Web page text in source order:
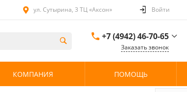
ул. Сутырина, 3 ТЦ «Аксон» Войти
+7 (4942) 46-70-65
ул. Сутырина, 3 ТЦ
Заказать звонок
КОМПАНИЯ ПОМОЩЬ